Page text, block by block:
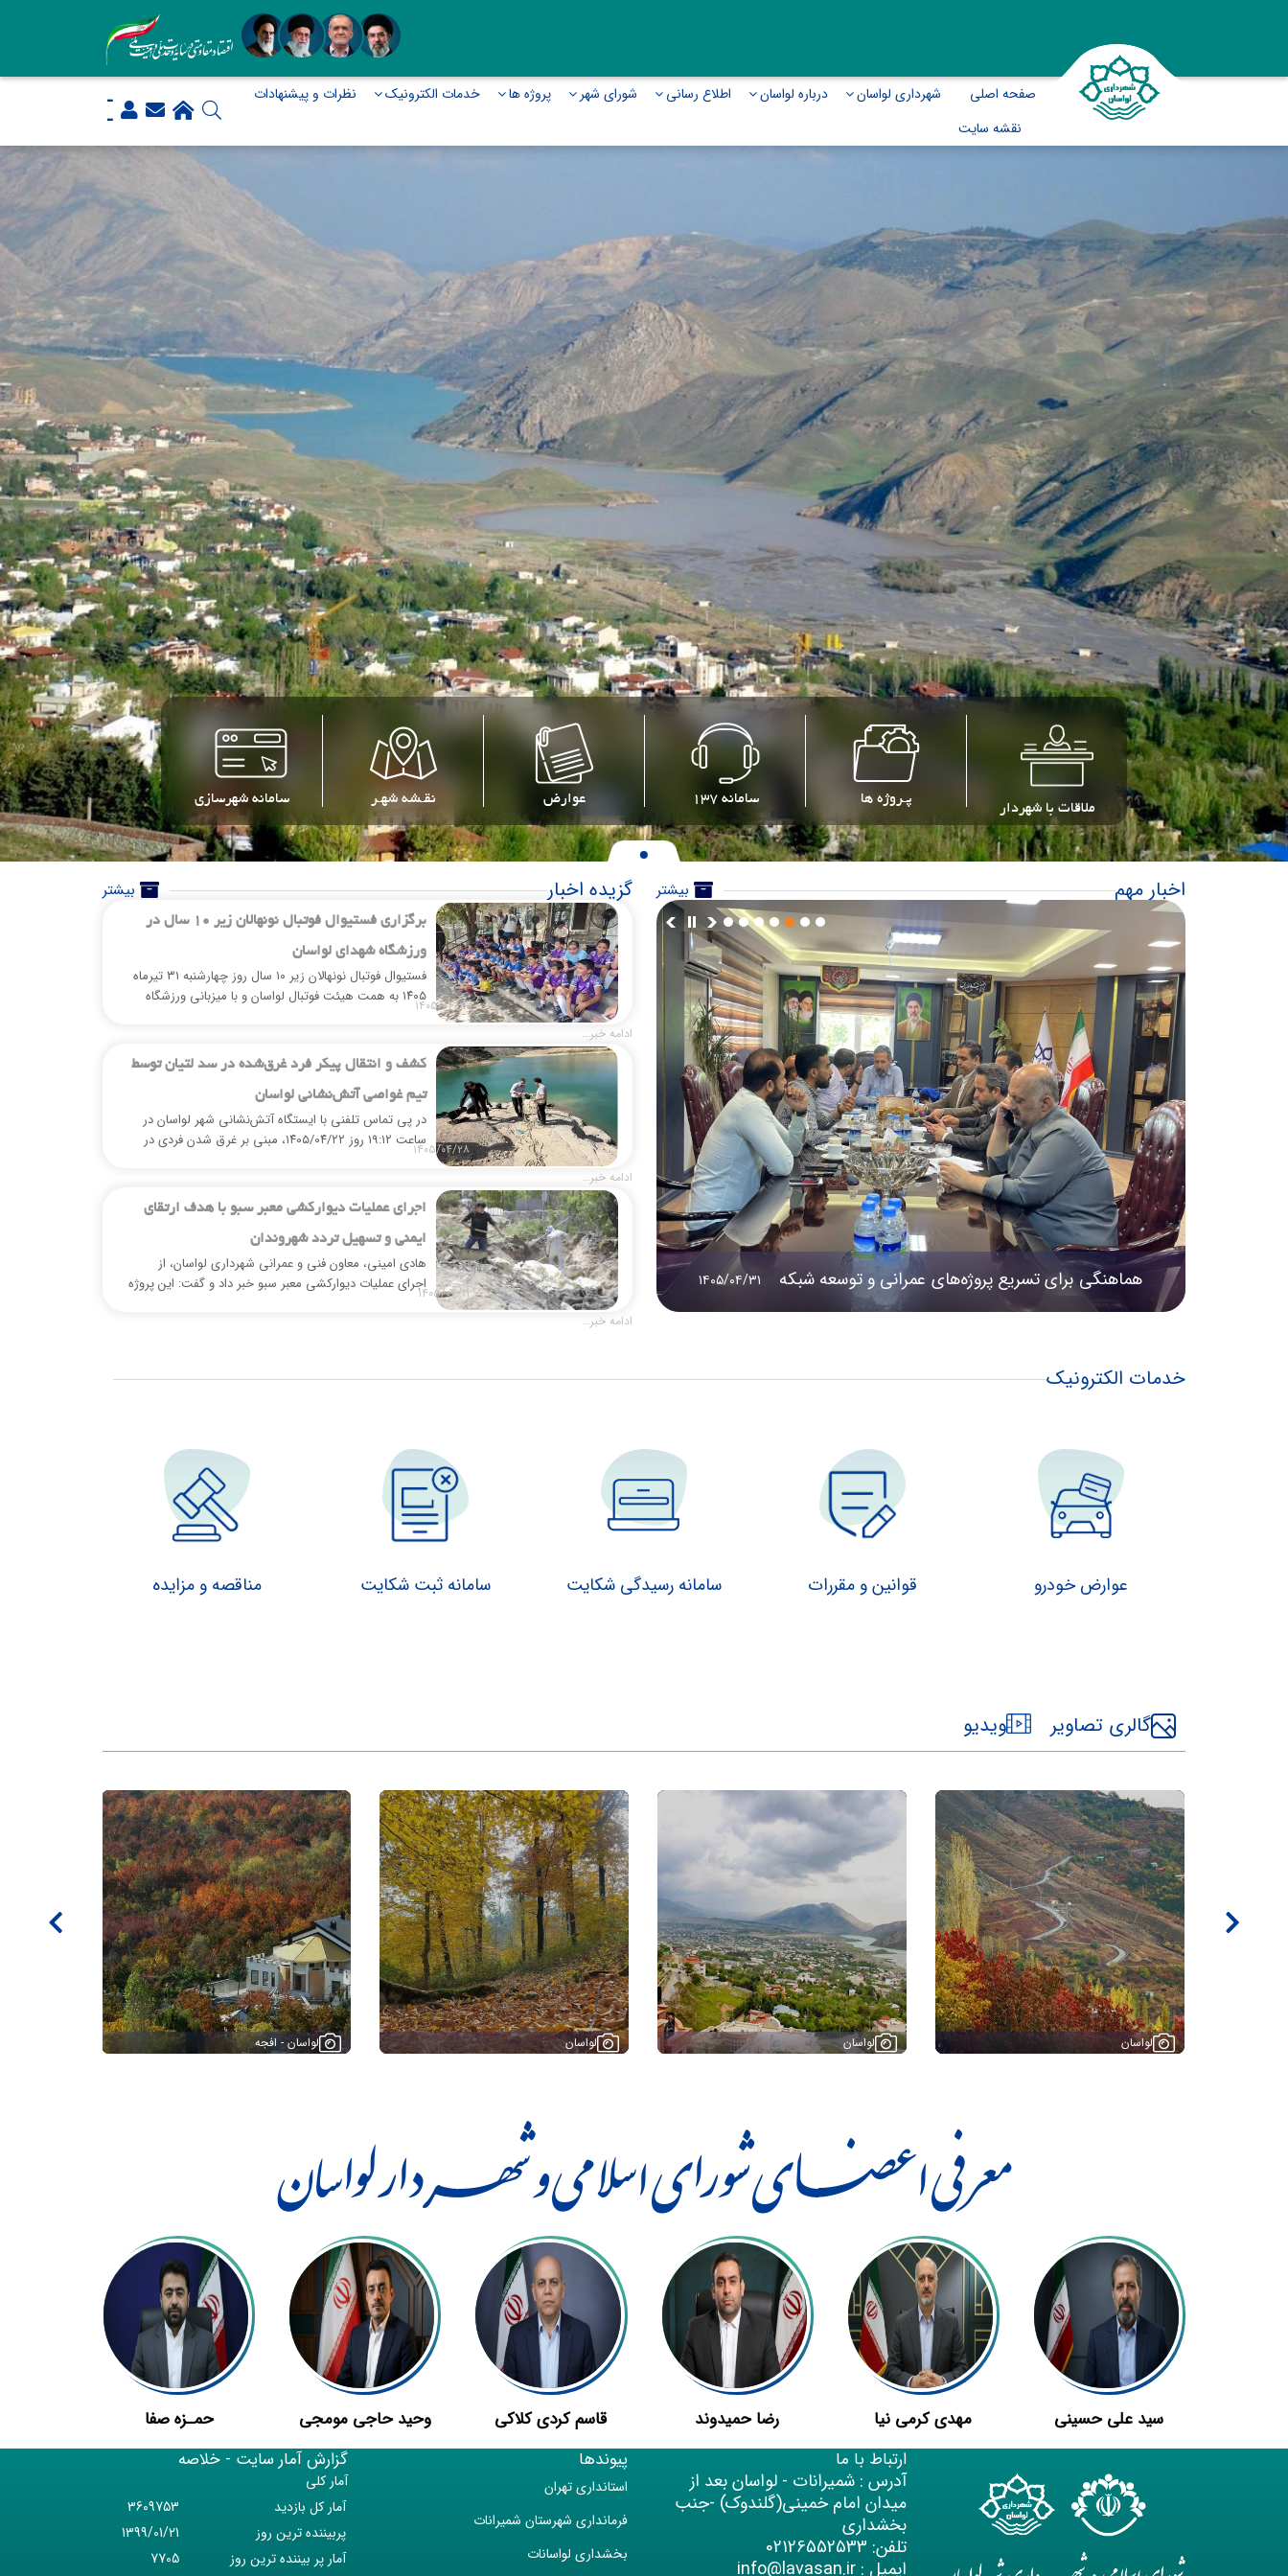
صفحه اصلی شهرداری لواسان درباره لواسان اطلاع رسانی شورای شهر پروژه ها خدمات الکترونیک
نظرات و پیشنهادات
نقشه سایت
-
-
ملاقات با شهردار
پـروژه ها سامانه 137 عوارض نقـشه شهـر سامانه شهرسازی
اخبار مهم بیشتر
هماهنگی برای تسریع پروژه‌های عمرانی و توسعه شبكه
آب و...
۱۴۰۵/۰۴/۳۱
گزیده اخبار بیشتر
برگزاری فستیوال فوتبال نونهالان زیر ۱۰ سال در
ورزشگاه شهدای لواسان
فستیوال فوتبال نونهالان زیر ۱۰ سال روز چهارشنبه ۳۱ تیرماه
۱۴۰۵ به همت هیئت فوتبال لواسان و با میزبانی ورزشگاه
۱۴۰۵/۰۴/۳۱
ادامه خبر...
كشف و انتقال پیكر فرد غرق‌شده در سد لتیان توسط
تیم غواصی آتش‌نشانی لواسان
در پی تماس تلفنی با ایستگاه آتش‌نشانی شهر لواسان در
ساعت ۱۹:۱۲ روز ۱۴۰۵/۰۴/۲۲، مبنی بر غرق شدن فردی در
۱۴۰۵/۰۴/۲۸
ادامه خبر...
اجرای عملیات دیواركشی معبر سبو با هدف ارتقای
ایمنی و تسهیل تردد شهروندان
هادی امینی، معاون فنی و عمرانی شهرداری لواسان، از
اجرای عملیات دیوارکشی معبر سبو خبر داد و گفت: این پروژه۱۴۰۵/۰۴/۱۱
ادامه خبر...
خدمات الکترونیک
عوارض خودرو قوانین و مقررات سامانه رسیدگی شکایت سامانه ثبت شکایت مناقصه و مزایده
گالری تصاویر ویدیو
لواسان لواسان لواسان لواسان - افجه
معرفی اعضـای شورای اسلامی و شهـردار لواسان
سید علی حسینی مهدی کرمی نیا رضا حمیدوند قاسم کردی کلاکی وحید حاجی مومجی
حمـزه صفا
ارتباط با ما
آدرس : شمیرانات - لواسان بعد از
میدان امام خمینی(گلندوک) -جنب
بخشداری
تلفن:
ایمیل : info@lavasan.ir
پیوندها
استانداری تهران
فرمانداری شهرستان شمیرانات
بخشداری لواسانات
گزارش آمار سایت - خلاصه
آمار کلی
آمار کل بازدید
3609753
پربیننده ترین روز
1399/01/21
آمار پر بيننده ترين روز
7705